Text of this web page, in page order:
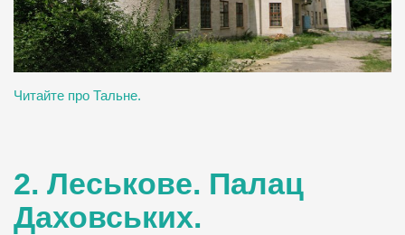
Читайте про Тальне.
2. Леськове. Палац
Даховських.